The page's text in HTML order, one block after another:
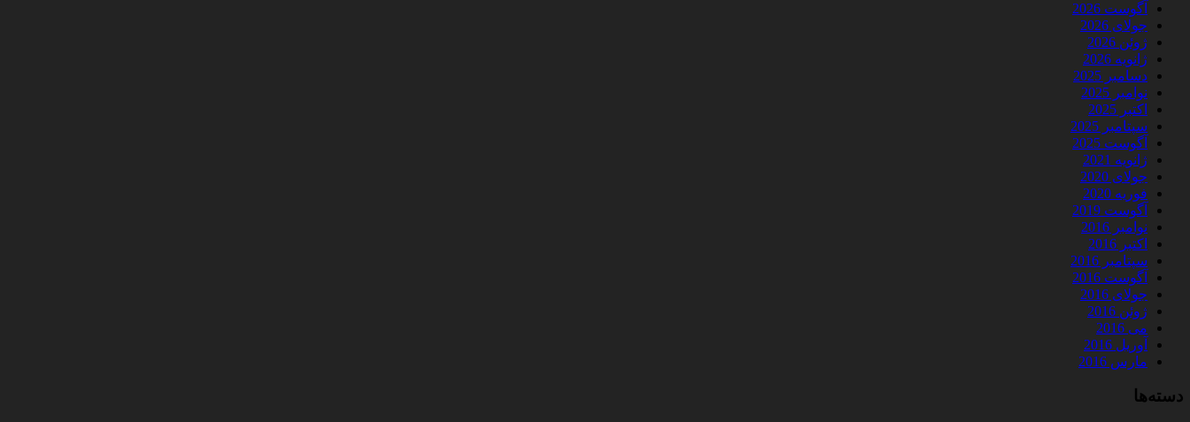
آگوست 2026
جولای 2026
ژوئن 2026
ژانویه 2026
دسامبر 2025
نوامبر 2025
اکتبر 2025
سپتامبر 2025
آگوست 2025
ژانویه 2021
جولای 2020
فوریه 2020
آگوست 2019
نوامبر 2016
اکتبر 2016
سپتامبر 2016
آگوست 2016
جولای 2016
ژوئن 2016
می 2016
آوریل 2016
مارس 2016
دسته‌ها